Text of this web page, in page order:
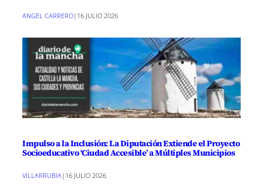
ANGEL CARRERO| 16 JULIO 2026
Impulso a la Inclusión: La Diputación Extiende el Proyecto
Socioeducativo ‘Ciudad Accesible’ a Múltiples Municipios
VILLARRUBIA| 16 JULIO 2026